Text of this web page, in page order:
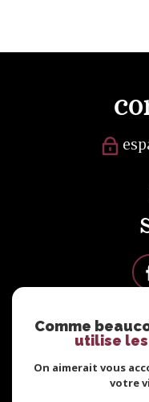
Comme
utilise
On aimerait vous
votre